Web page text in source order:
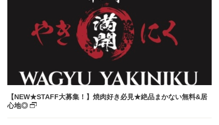
【NEW★STAFF大募集！】焼肉好き必見★絶品まかない無料&居
心地◎